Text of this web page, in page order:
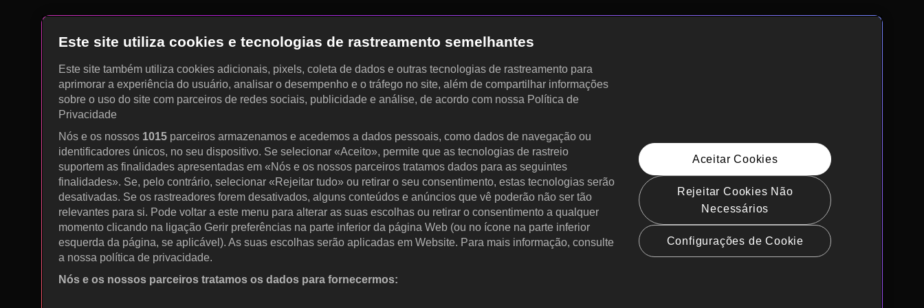
Este site utiliza cookies e tecnologias de rastreamento semelhantes
Este site também utiliza cookies adicionais, pixels, coleta de dados e outras tecnologias de rastreamento para
aprimorar a experiência do usuário, analisar o desempenho e o tráfego no site, além de compartilhar informações
sobre o uso do site com parceiros de redes sociais, publicidade e análise, de acordo com nossa Política de
Privacidade
Nós e os nossos 1015 parceiros armazenamos e acedemos a dados pessoais, como dados de navegação ou
identificadores únicos, no seu dispositivo. Se selecionar «Aceito», permite que as tecnologias de rastreio
suportem as finalidades apresentadas em «Nós e os nossos parceiros tratamos dados para as seguintes
finalidades». Se, pelo contrário, selecionar «Rejeitar tudo» ou retirar o seu consentimento, estas tecnologias serão
desativadas. Se os rastreadores forem desativados, alguns conteúdos e anúncios que vê poderão não ser tão
relevantes para si. Pode voltar a este menu para alterar as suas escolhas ou retirar o consentimento a qualquer
momento clicando na ligação Gerir preferências na parte inferior da página Web (ou no ícone na parte inferior
esquerda da página, se aplicável). As suas escolhas serão aplicadas em Website. Para mais informação, consulte
a nossa política de privacidade.
Nós e os nossos parceiros tratamos os dados para fornecermos:
Aceitar Cookies
Rejeitar Cookies Não
Necessários
Configurações de Cookie